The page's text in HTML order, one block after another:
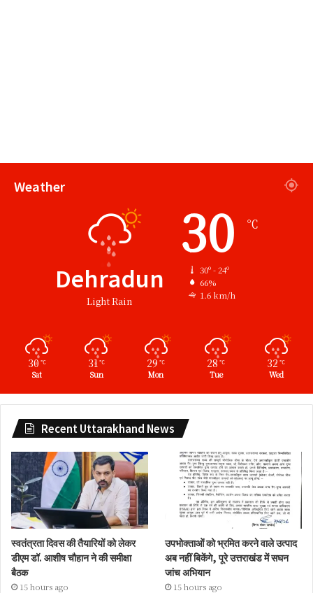
Weather
Dehradun
Light Rain
30 ℃
30º - 24º
66%
1.6 km/h
30 ℃
Sat
31 ℃
Sun
29℃
Mon
28℃
Tue
32℃
Wed
Recent Uttarakhand News
स्वतंत्रता दिवस की तैयारियों को लेकर
डीएम डॉ. आशीष चौहान ने की समीक्षा
बैठक
15 hours ago
उपभोक्ताओं को भ्रमित करने वाले उत्पाद
अब नहीं बिकेंगे, पूरे उत्तराखंड में सघन
जांच अभियान
15 hours ago